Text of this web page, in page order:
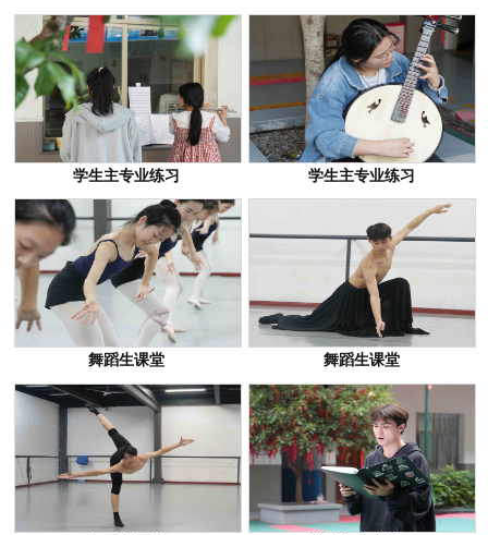
学生主专业练习 学生主专业练习
舞蹈生课堂 舞蹈生课堂